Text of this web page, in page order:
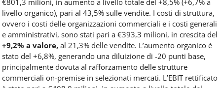
livello organico), pari al 43,5% sulle vendite. I costi di struttura,
ovvero i costi delle organizzazioni commerciali e i costi generali
e amministrativi, sono stati pari a €393,3 milioni, in crescita del
+9,2% a valore, al 21,3% delle vendite. L’aumento organico è
stato del +6,8%, generando una diluizione di -20 punti base,
principalmente dovuta al rafforzamento delle strutture
commerciali on-premise in selezionati mercati. L’EBIT rettificato